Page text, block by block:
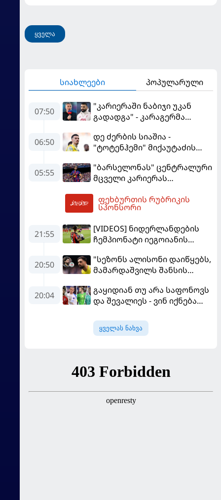
ყველა
სიახლეები პოპულარული
07:50
"კარიერაში ნაბიჯი უკან
გადადგა" - კარაგერმა
06:50
დე ძერბის სიაშია -
"ტოტენჰემი" მიქაუტაძის
05:55
"ბარსელონას" ცენტრალური
მცველი კარიერას
გააგრძელებს
ფეხბურთის რუბრიკის
სპონსორი
21:55
[VIDEOS] ნიდერლანდების
ჩემპიონატი იეგოიანის
MVP გახდა
20:50
"სეზონს ალისონი დაიწყებს,
მამარდაშვილს შანსის
მოთმინება სჭირდება,
რომელსაც 100%-ით
"ლივერპულის" ყოფილმა
მეკარემ
20:04
გაყიდიან თუ არა საფონოვს
და შევალიეს - ვინ იქნება
ყველას ნახვა